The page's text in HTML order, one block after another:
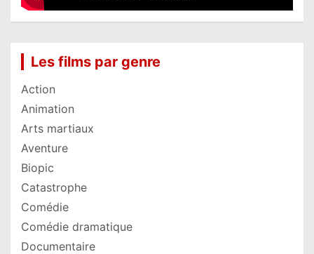
Les films par genre
Action
Animation
Arts martiaux
Aventure
Biopic
Catastrophe
Comédie
Comédie dramatique
Documentaire